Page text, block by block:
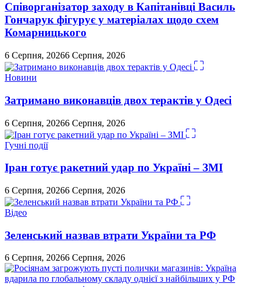
Співорганізатор заходу в Капітанівці Василь
Гончарук фігурує у матеріалах щодо схем
Комарницького
6 Серпня, 20266 Серпня, 2026
Новини
Затримано виконавців двох терактів у Одесі
6 Серпня, 20266 Серпня, 2026
Гучні події
Іран готує ракетний удар по Україні – ЗМІ
6 Серпня, 20266 Серпня, 2026
Відео
Зеленський назвав втрати України та РФ
6 Серпня, 20266 Серпня, 2026